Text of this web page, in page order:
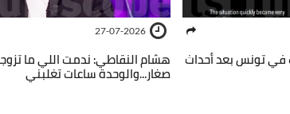
في تونس بعد أحداث
27-07-2026
هشام النقاطي: ندمت اللي ما
صغار...والوحدة ساعات تغلبني